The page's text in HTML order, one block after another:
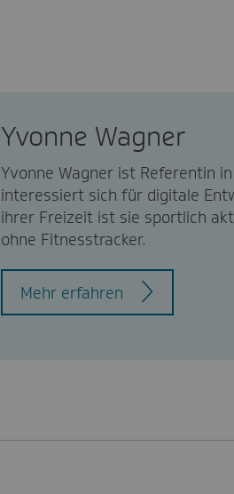
Yvonne Wagner
Yvonne Wagner ist Referentin
interessiert sich für digitale
ihrer Freizeit ist sie sportlich
ohne Fitnesstracker.
Mehr erfahren